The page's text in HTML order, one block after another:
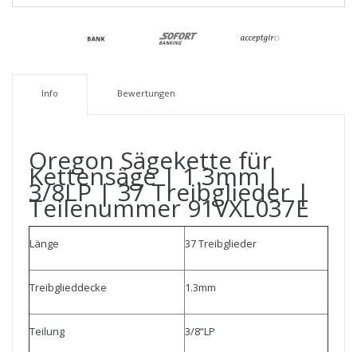
Info Bewertungen
Oregon Sägekette für
Kettensäge | 1.3mm |
3/8LP | 37 Treibglieder |
Teilenummer 91VXL037E
Länge 37 Treibglieder
Treibglieddecke 1.3mm
Teilung 3/8“LP